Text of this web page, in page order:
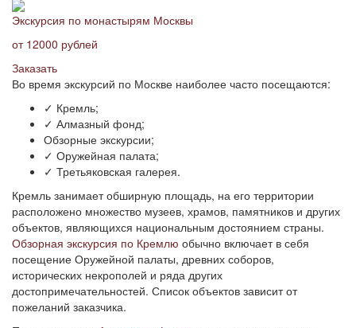
Экскурсия по монастырям Москвы
от 12000 рублей
Заказать
Во время экскурсий по Москве наиболее часто посещаются:
✓ Кремль;
✓ Алмазный фонд;
Обзорные экскурсии;
✓ Оружейная палата;
✓ Третьяковская галерея.
Кремль занимает обширную площадь, на его территории
расположено множество музеев, храмов, памятников и других
объектов, являющихся национальным достоянием страны.
Обзорная экскурсия по Кремлю обычно включает в себя
посещение Оружейной палаты, древних соборов,
исторических некрополей и ряда других
достопримечательностей. Список объектов зависит от
пожеланий заказчика.